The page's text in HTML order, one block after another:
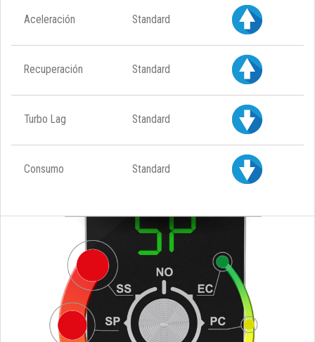
Aceleración Standard
Recuperación Standard
Turbo Lag Standard
Consumo Standard